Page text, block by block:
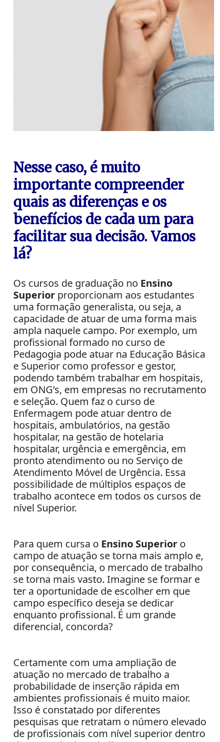
Nesse caso, é muito
importante compreender
quais as diferenças e os
benefícios de cada um para
facilitar sua decisão. Vamos
lá?
Os cursos de graduação no Ensino
Superior proporcionam aos estudantes
uma formação generalista, ou seja, a
capacidade de atuar de uma forma mais
ampla naquele campo. Por exemplo, um
profissional formado no curso de
Pedagogia pode atuar na Educação Básica
e Superior como professor e gestor,
podendo também trabalhar em hospitais,
em ONG’s, em empresas no recrutamento
e seleção. Quem faz o curso de
Enfermagem pode atuar dentro de
hospitais, ambulatórios, na gestão
hospitalar, na gestão de hotelaria
hospitalar, urgência e emergência, em
pronto atendimento ou no Serviço de
Atendimento Móvel de Urgência. Essa
possibilidade de múltiplos espaços de
trabalho acontece em todos os cursos de
nível Superior.
Para quem cursa o Ensino Superior o
campo de atuação se torna mais amplo e,
por consequência, o mercado de trabalho
se torna mais vasto. Imagine se formar e
ter a oportunidade de escolher em que
campo específico deseja se dedicar
enquanto profissional. É um grande
diferencial, concorda?
Certamente com uma ampliação de
atuação no mercado de trabalho a
probabilidade de inserção rápida em
ambientes profissionais é muito maior.
Isso é constatado por diferentes
pesquisas que retratam o número elevado
de profissionais com nível superior dentro